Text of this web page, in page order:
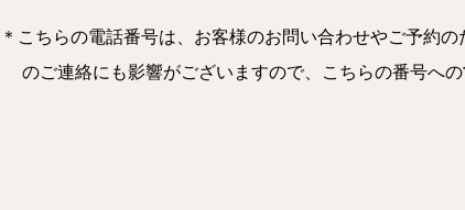
＊こちらの電話番号は、お客様のお問い合わせやご予約
のご連絡にも影響がございますので、こちらの番号へ